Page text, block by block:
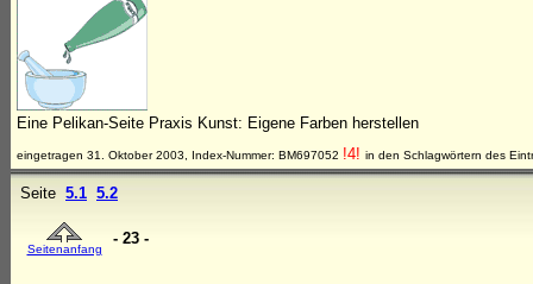
Eine Pelikan-Seite Praxis Kunst: Eigene Farben herstellen
eingetragen 31. Oktober 2003, Index-Nummer: BM697052 !4! in den Schlagwörtern des
Seite 5.1 5.2
Seitenanfang
- 23 -